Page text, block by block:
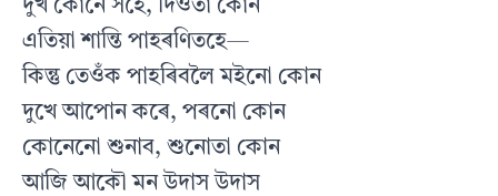
দুখ কোনে সহে, দিওঁতা কোন
এতিয়া শান্তি পাহৰণিতহে—
কিন্তু তেওঁক পাহৰিবলৈ মইনো কোন
দুখে আপোন কৰে, পৰনো কোন
কোনেনো শুনাব, শুনোতা কোন
আজি আকৌ মন উদাস উদাস